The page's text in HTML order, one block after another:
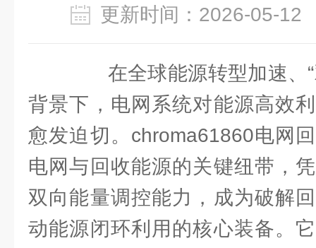
更新时间：2026-05-
在全球能源转型加速、“
背景下，电网系统对能源高效
愈发迫切。chroma61860电网
电网与回收能源的关键纽带，
双向能量调控能力，成为破解
动能源闭环利用的核心装备。